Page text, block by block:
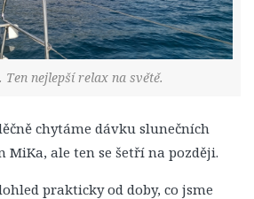
Ten nejlepší relax na světě.
chytáme dávku slunečních
MiKa, ale ten se šetří na později.
prakticky od doby, co jsme